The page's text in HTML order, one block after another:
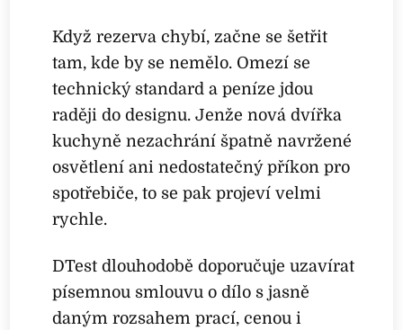
Když rezerva chybí, začne se šetřit
tam, kde by se nemělo. Omezí se
technický standard a peníze jdou
raději do designu. Jenže nová dvířka
kuchyně nezachrání špatně navržené
osvětlení ani nedostatečný příkon pro
spotřebiče, to se pak projeví velmi
rychle.
DTest dlouhodobě doporučuje uzavírat
písemnou smlouvu o dílo s jasně
daným rozsahem prací, cenou i